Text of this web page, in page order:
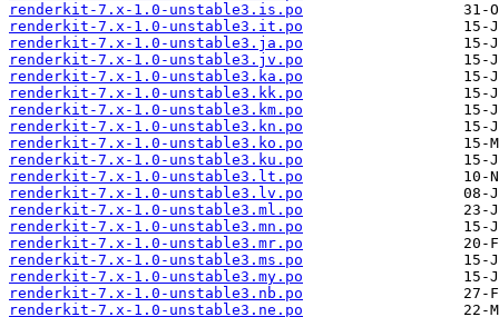
renderkit-7.x-1.0-unstable3.is.po
renderkit-7.x-1.0-unstable3.it.po
renderkit-7.x-1.0-unstable3.ja.po
renderkit-7.x-1.0-unstable3.jv.po
renderkit-7.x-1.0-unstable3.ka.po
renderkit-7.x-1.0-unstable3.kk.po
renderkit-7.x-1.0-unstable3.km.po
renderkit-7.x-1.0-unstable3.kn.po
renderkit-7.x-1.0-unstable3.ko.po
renderkit-7.x-1.0-unstable3.ku.po
renderkit-7.x-1.0-unstable3.lt.po
renderkit-7.x-1.0-unstable3.lv.po
renderkit-7.x-1.0-unstable3.ml.po
renderkit-7.x-1.0-unstable3.mn.po
renderkit-7.x-1.0-unstable3.mr.po
renderkit-7.x-1.0-unstable3.ms.po
renderkit-7.x-1.0-unstable3.my.po
renderkit-7.x-1.0-unstable3.nb.po
renderkit-7.x-1.0-unstable3.ne.po